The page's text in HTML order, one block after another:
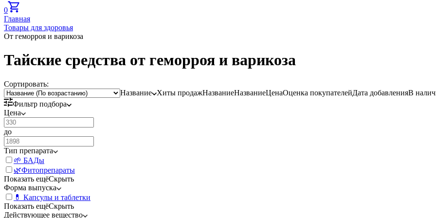
0
Главная
Товары для здоровья
От геморроя и варикоза
Тайские средства от геморроя и варикоза
Сортировать:
Название
Хиты продажНазваниеНазваниеЦенаОценка покупателейДата добавленияВ
Фильтр подбора
Цена
до
Тип препарата
🌱 БАДы
🌿Фитопрепараты
Показать ещёСкрыть
Форма выпуска
💊 Капсулы и таблетки
Показать ещёСкрыть
Действующее вещество